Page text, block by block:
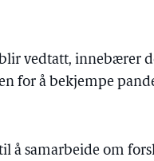
vedtatt, innebærer
for å bekjempe
å samarbeide om